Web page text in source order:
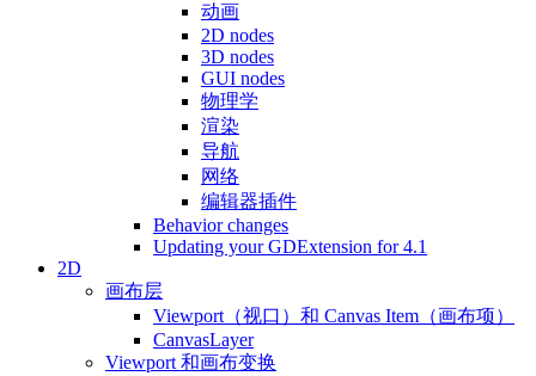
动画
2D nodes
3D nodes
GUI nodes
物理学
渲染
导航
网络
编辑器插件
Behavior changes
Updating your GDExtension for 4.1
2D
画布层
Viewport（视口）和 Canvas Item（画布项）
CanvasLayer
Viewport 和画布变换